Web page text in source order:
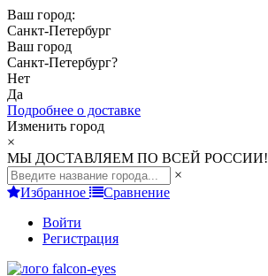
Ваш город:
Санкт-Петербург
Ваш город
Санкт-Петербург?
Нет
Да
Подробнее о доставке
Изменить город
×
МЫ ДОСТАВЛЯЕМ ПО ВСЕЙ РОССИИ!
×
Избранное
Сравнение
Войти
Регистрация